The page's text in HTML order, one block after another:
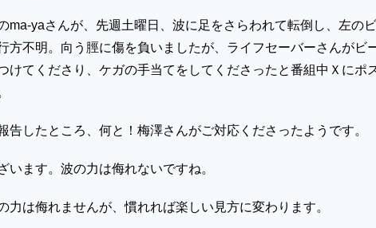
ma-yaさんが、先週土曜日、波に足をさらわれて転倒し、左の
方不明。向う脛に傷を負いましたが、ライフセーバーさんがビ
けてくださり、ケガの手当てをしてくださったと番組中Ｘにポ
告したところ、何と！梅澤さんがご対応くださったようです。
います。波の力は侮れないですね。
力は侮れませんが、慣れれば楽しい見方に変わります。